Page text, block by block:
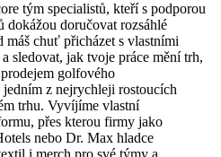
tým specialistů, kteří s podporou
dokážou doručovat rozsáhlé
máš chuť přicházet s vlastními
sledovat, jak tvoje práce mění trh,
golfového
jedním z nejrychleji rostoucích
trhu. Vyvíjíme vlastní
přes kterou firmy jako
nebo Dr. Max hladce